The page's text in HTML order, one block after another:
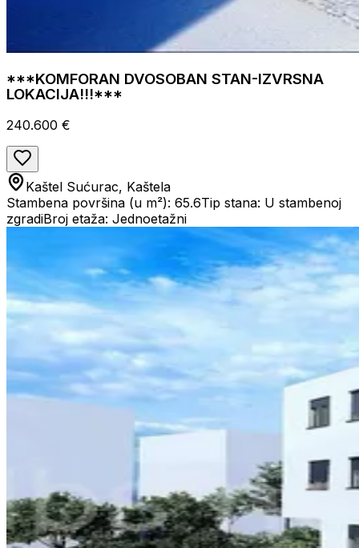
***KOMFORAN DVOSOBAN STAN-IZVRSNA
LOKACIJA!!!***
240.600 €
Kaštel Sućurac, Kaštela
Stambena površina (u m²): 65.6Tip stana: U stambenoj
zgradiBroj etaža: Jednoetažni